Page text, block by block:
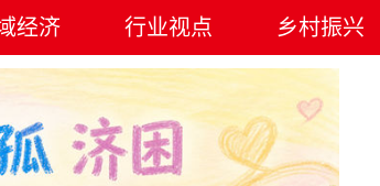
经济 行业视点 乡村振兴